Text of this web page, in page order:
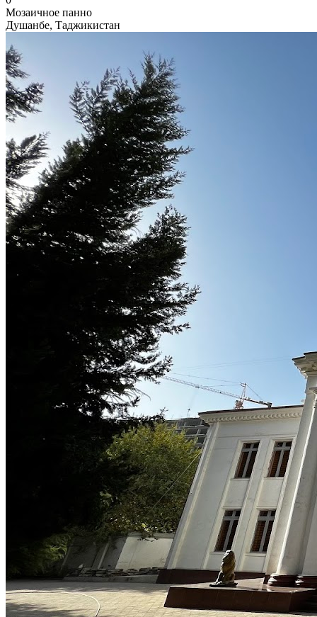
Мозаичное панно
Душанбе, Таджикистан